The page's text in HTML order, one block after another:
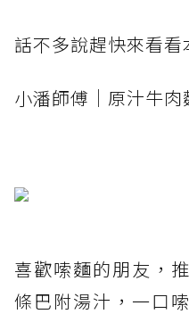
話不多說趕快來看看
小潘師傅｜原汁牛肉
喜歡嗦麵的朋友，
條巴附湯汁，一口